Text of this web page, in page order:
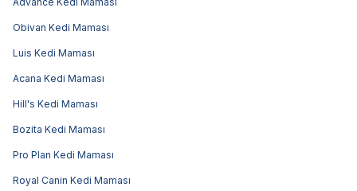
Obivan Kedi Maması
Luis Kedi Maması
Acana Kedi Maması
Hill's Kedi Maması
Bozita Kedi Maması
Pro Plan Kedi Maması
Royal Canin Kedi Maması